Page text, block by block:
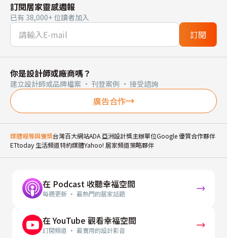
訂閱居家靈感週報
已有 38,000+ 位讀者加入
訂閱
你是設計師或廠商嗎？
建立設計師或品牌檔案 · 刊登案例 · 接受諮詢
廣告合作
媒體報導與獲獎台灣百大網站ADA 亞洲設計獎主辦單位Google 優質合作夥伴
ETtoday 生活頻道特約媒體Yahoo! 居家頻道策略夥伴
在 Podcast 收聽幸福空間
每週更新 · 最熱門的居家話題
在 YouTube 觀看幸福空間
訂閱頻道 · 最實用的設計影音